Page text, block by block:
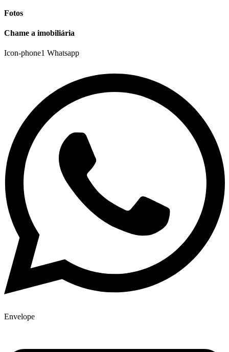
Fotos
Chame a imobiliária
Icon-phone1 Whatsapp
Envelope